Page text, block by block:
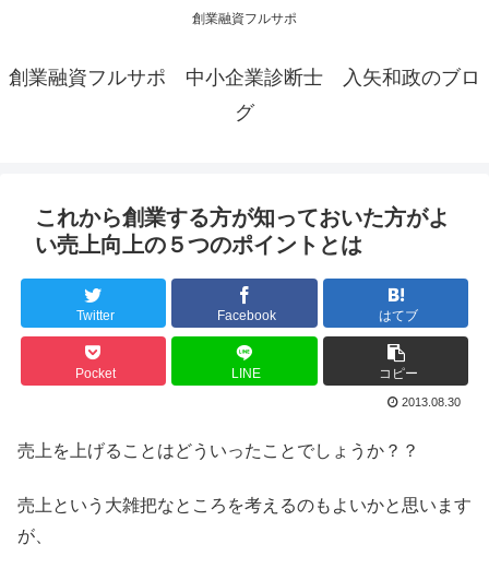
創業融資フルサポ
創業融資フルサポ 中小企業診断士 入矢和政のブロ
グ
これから創業する方が知っておいた方がよ
い売上向上の５つのポイントとは
Twitter Facebook はてブ
Pocket LINE コピー
2013.08.30
売上を上げることはどういったことでしょうか？？
売上という大雑把なところを考えるのもよいかと思います
が、